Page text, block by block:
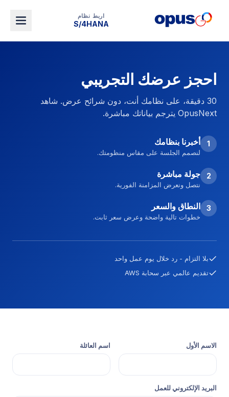
اربط نظام
S/4HANA
احجز عرضك التجريبي
30 دقيقة، على نظامك أنت، دون شرائح عرض. شاهد
OpusNext يترجم بياناتك مباشرة.
1 أخبرنا بنظامك
لنصمم الجلسة على مقاس منظومتك.
2 جولة مباشرة
نتصل ونعرض المزامنة الفورية.
3 النطاق والسعر
خطوات تالية واضحة وعرض سعر ثابت.
بلا التزام - رد خلال يوم عمل واحد
تقديم عالمي عبر سحابة AWS
الاسم الأول اسم العائلة
البريد الإلكتروني للعمل